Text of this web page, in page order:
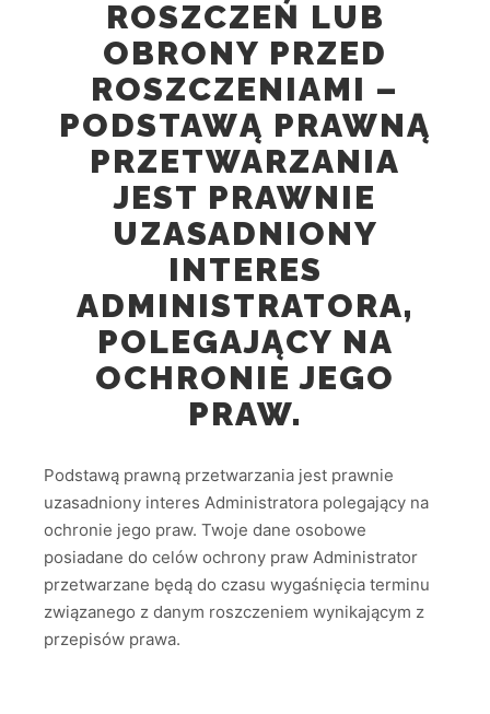
ROSZCZEŃ LUB
OBRONY PRZED
ROSZCZENIAMI –
PODSTAWĄ PRAWNĄ
PRZETWARZANIA
JEST PRAWNIE
UZASADNIONY
INTERES
ADMINISTRATORA,
POLEGAJĄCY NA
OCHRONIE JEGO
PRAW.
Podstawą prawną przetwarzania jest prawnie
uzasadniony interes Administratora polegający na
ochronie jego praw. Twoje dane osobowe
posiadane do celów ochrony praw Administrator
przetwarzane będą do czasu wygaśnięcia terminu
związanego z danym roszczeniem wynikającym z
przepisów prawa.